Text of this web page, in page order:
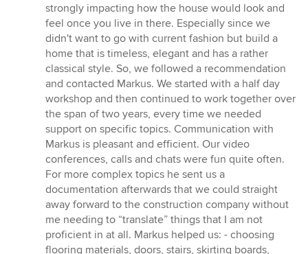
strongly impacting how the house would look and
feel once you live in there. Especially since we
didn't want to go with current fashion but build a
home that is timeless, elegant and has a rather
classical style. So, we followed a recommendation
and contacted Markus. We started with a half day
workshop and then continued to work together over
the span of two years, every time we needed
support on specific topics. Communication with
Markus is pleasant and efficient. Our video
conferences, calls and chats were fun quite often.
For more complex topics he sent us a
documentation afterwards that we could straight
away forward to the construction company without
me needing to “translate” things that I am not
proficient in at all. Markus helped us: - choosing
flooring materials, doors, stairs, skirting boards,